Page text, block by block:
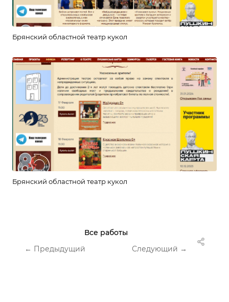
Брянский областной театр кукол
Брянский областной театр кукол
← Предыдущий
Все работы
Следующий →